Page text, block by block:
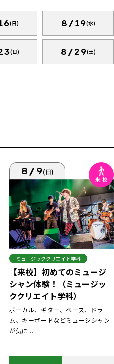
(日) 8/19(水)
(日) 8/29(土)
8/9(日)
ミュージッククリエイト学科
【来校】初めてのミュージ
シャン体験！（ミュージッ
ククリエイト学科）
ボーカル、ギター、ベース、ドラ
ム、キーボードなどミュージシャン
が気に...